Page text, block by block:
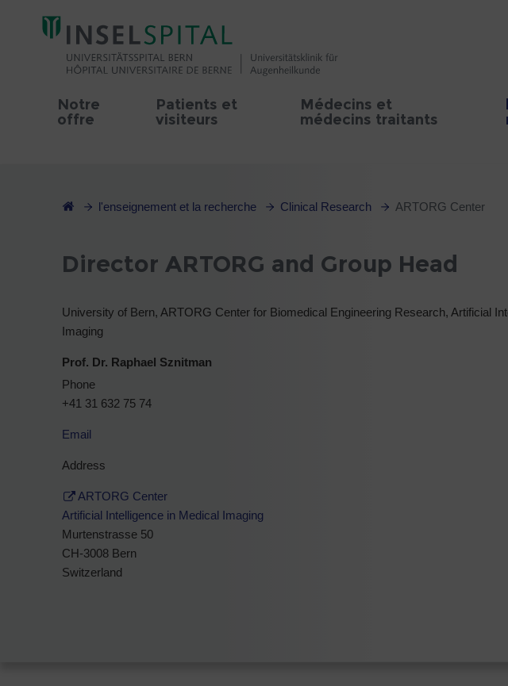
Notre
offre
Patients et
visiteurs
Médecins et
médecins traitants
l'enseignement et la recherche Clinical Research ARTORG Center
Director ARTORG and Group Head
University of Bern, ARTORG Center for Biomedical Engineering Research, Artificial
Imaging
Prof. Dr. Raphael Sznitman
Phone
+41 31 632 75 74
Email
Address
ARTORG Center
Artificial Intelligence in Medical Imaging
Murtenstrasse 50
CH-3008 Bern
Switzerland